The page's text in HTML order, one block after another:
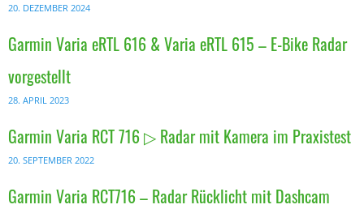
20. DEZEMBER 2024
Garmin Varia eRTL 616 & Varia eRTL 615 – E-Bike Radar
vorgestellt
28. APRIL 2023
Garmin Varia RCT 716 ▷ Radar mit Kamera im Praxistest
20. SEPTEMBER 2022
Garmin Varia RCT716 – Radar Rücklicht mit Dashcam